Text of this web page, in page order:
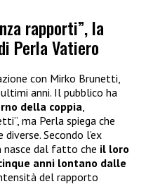
rapporti”, la
Perla Vatiero
con Mirko Brunetti,
anni. Il pubblico ha
della coppia
ma Perla spiega che
Secondo l’ex
dal fatto che il loro
anni lontano dalle
del rapporto